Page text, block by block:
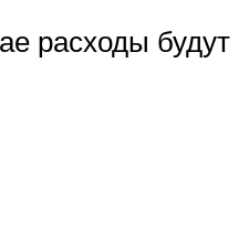
расходы будут